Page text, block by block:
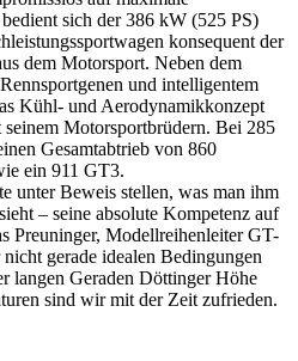
sich der 386 kW (525 PS)
konsequent der
dem Motorsport. Neben dem
und intelligentem
Kühl- und Aerodynamikkonzept
Motorsportbrüdern. Bei 285
Gesamtabtrieb von 860
ein 911 GT3.
unter Beweis stellen, was man ihm
– seine absolute Kompetenz auf
Preuninger, Modellreihenleiter GT-
gerade idealen Bedingungen
langen Geraden Döttinger Höhe
sind wir mit der Zeit zufrieden.